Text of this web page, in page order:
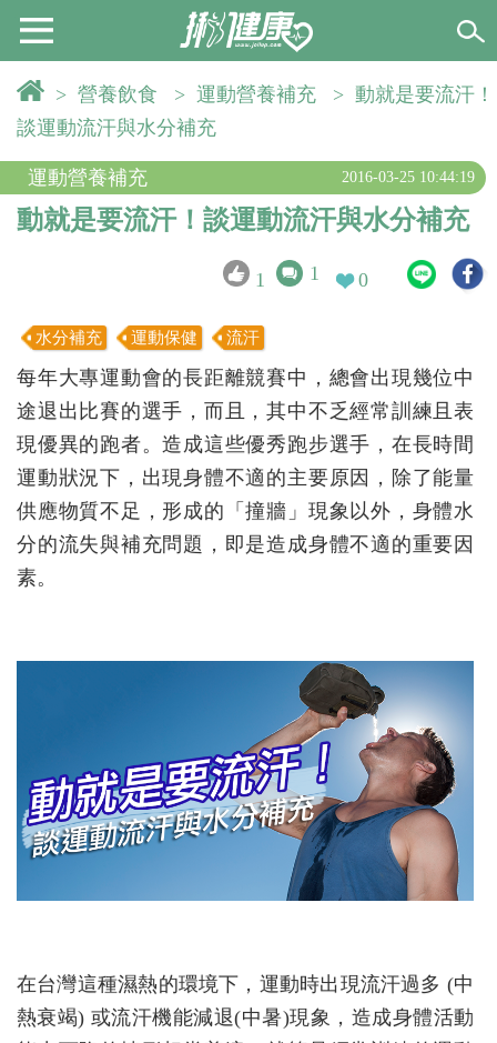
> 營養飲食 > 運動營養補充 > 動就是要流汗！
談運動流汗與水分補充
運動營養補充 2016-03-25 10:44:19
動就是要流汗！談運動流汗與水分補充
1 1 0
水分補充 運動保健 流汗
每年大專運動會的長距離競賽中，總會出現幾位中
途退出比賽的選手，而且，其中不乏經常訓練且表
現優異的跑者。造成這些優秀跑步選手，在長時間
運動狀況下，出現身體不適的主要原因，除了能量
供應物質不足，形成的「撞牆」現象以外，身體水
分的流失與補充問題，即是造成身體不適的重要因
素。
在台灣這種濕熱的環境下，運動時出現流汗過多 (中
熱衰竭) 或流汗機能減退(中暑)現象，造成身體活動